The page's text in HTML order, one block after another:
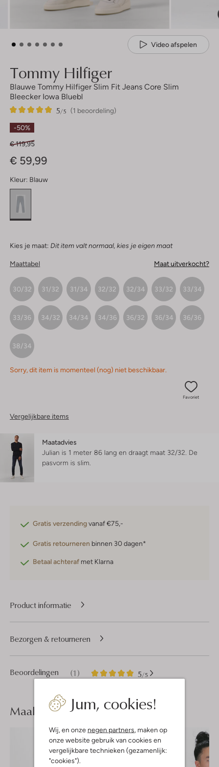
Jum, cookies!
Wij, en onze negen partners , maken op
onze website gebruik van cookies en
vergelijkbare technieken (gezamenlijk:
"cookies").
Video afspelen
Tommy Hilfiger
Blauwe Tommy Hilfiger Slim Fit Jeans Core Slim
Bleecker Iowa Bluebl
(1 beoordeling)
5/5
1
5
Sterren
-50%
€ 119,95
€ 59,99
Kleur: Blauw
Kies je maat: Dit item valt normaal, kies je eigen maat
Maattabel Maat uitverkocht?
30/32 31/32 31/34 32/32 32/34 33/32 33/34
33/36 34/32 34/34 34/36 36/32 36/34 36/36
38/34
Sorry, dit item is momenteel (nog) niet beschikbaar.
Favoriet
Vergelijkbare items
Maatadvies
Julian is 1 meter 86 lang en draagt maat 32/32. De
pasvorm is slim
Gratis verzendingvanaf €75,-
Gratis retourneren binnen 30 dagen*
Betaal achteraf met Klarna
Product informatie
Beoordelingen (1) 5/5
1
5
Sterren
Bezorgen & retourneren
Maak jelook compleet